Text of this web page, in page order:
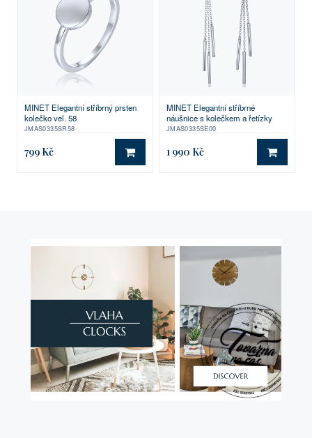
MINET Elegantní stříbrný prsten
kolečko vel. 58
JMAS0335SR58
799 Kč DO KOŠÍKU
MINET Elegantní stříbrné
náušnice s kolečkem a řetízky
JMAS0335SE00
1 990 Kč DO